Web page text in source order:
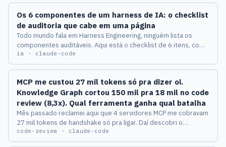
Os 6 componentes de um harness de IA: o checklist
de auditoria que cabe em uma página
Todo mundo fala em Harness Engineering, ninguém lista os
componentes auditáveis. Aqui está o checklist de 6 itens, com
a pergunta de auditoria e o sinal de perigo para cada um, que
uso para revisar harnesses de times BR antes de assinar
ia · claude-code
MCP me custou 27 mil tokens só pra dizer oi.
Knowledge Graph cortou 150 mil pra 18 mil no code
review (8,3x). Qual ferramenta ganha qual batalha
Mês passado reclamei aqui que 4 servidores MCP me cobravam
27 mil tokens de handshake só pra ligar. Daí descobri o
experimento contrário: code review com Knowledge Graph caiu
de 150 mil pra 18 mil tokens — 8,3x menos. O que separa MCP-
code-review · claude-code